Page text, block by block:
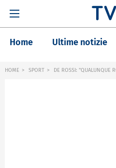
Home Ultime notizie
HOME SPORT DE ROSSI: "QUALUNQUE